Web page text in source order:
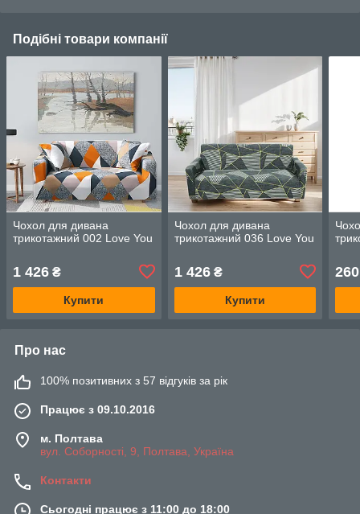
Подібні товари компанії
Чохол для дивана
трикотажний 002 Love You
1 426 ₴
Купити
Чохол для дивана
трикотажний 036 Love You
1 426₴
Купити
260
Про нас
100% позитивних з 57 відгуків за рік
Працює з 09.10.2016
м. Полтава
вул. Соборності, 9, Полтава, Україна
Контакти
Сьогодні працює з 11:00 до 18:00